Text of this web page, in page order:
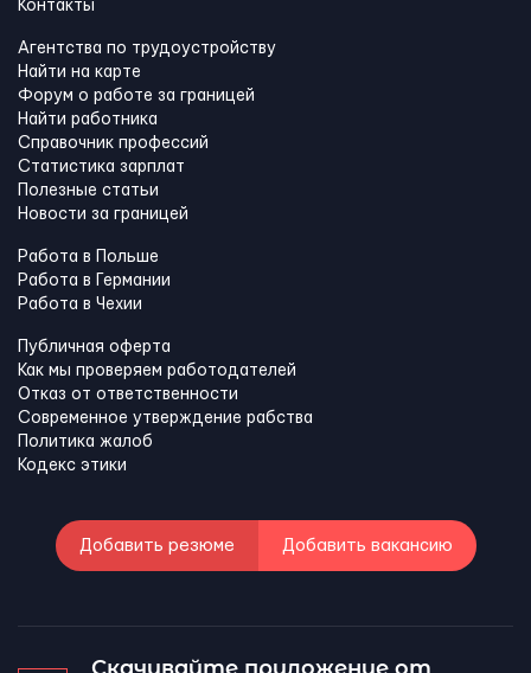
Контакты
Агентства по трудоустройству
Найти на карте
Форум о работе за границей
Найти работника
Справочник профессий
Статистика зарплат
Полезные статьи
Новости за границей
Работа в Польше
Работа в Германии
Работа в Чехии
Публичная оферта
Как мы проверяем работодателей
Отказ от ответственности
Современное утверждение рабства
Политика жалоб
Кодекс этики
Добавить резюме Добавить вакансию